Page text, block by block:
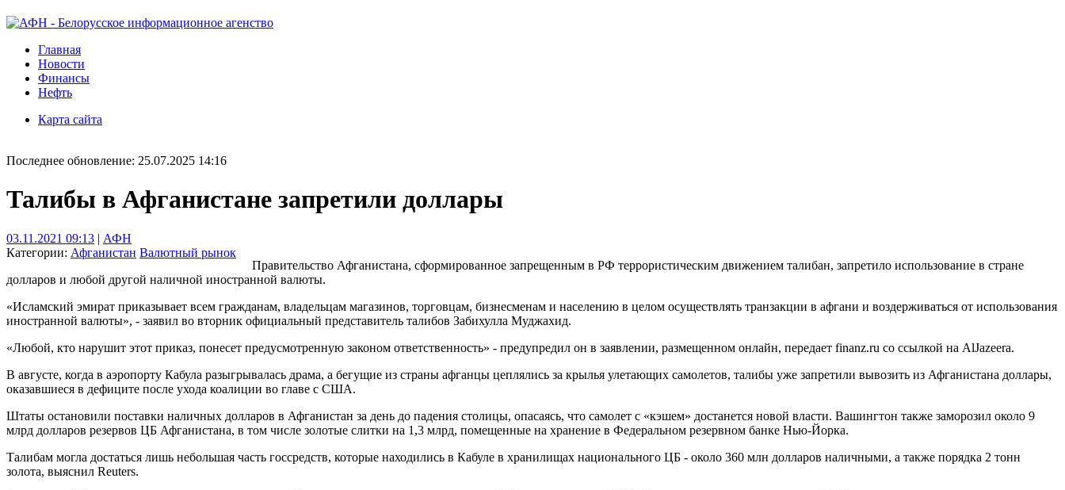
Главная
Новости
Финансы
Нефть
Карта сайта
Последнее обновление: 25.07.2025 14:16
Талибы в Афганистане запретили доллары
03.11.2021 09:13 | АФН
Категории: Афганистан Валютный рынок
Правительство Афганистана, сформированное запрещенным в РФ террористическим движением талибан, запретило использование в стране
долларов и любой другой наличной иностранной валюты.
«Исламский эмират приказывает всем гражданам, владельцам магазинов, торговцам, бизнесменам и населению в целом осуществлять транзакции в афгани и воздерживаться от использования
иностранной валюты», - заявил во вторник официальный представитель талибов Забихулла Муджахид.
«Любой, кто нарушит этот приказ, понесет предусмотренную законом ответственность» - предупредил он в заявлении, размещенном онлайн, передает finanz.ru со ссылкой на AlJazeera.
В августе, когда в аэропорту Кабула разыгрывалась драма, а бегущие из страны афганцы цеплялись за крылья улетающих самолетов, талибы уже запретили вывозить из Афганистана доллары,
оказавшиеся в дефиците после ухода коалиции во главе с США.
Штаты остановили поставки наличных долларов в Афганистан за день до падения столицы, опасаясь, что самолет с «кэшем» достанется новой власти. Вашингтон также заморозил около 9
млрд долларов резервов ЦБ Афганистана, в том числе золотые слитки на 1,3 млрд, помещенные на хранение в Федеральном резервном банке Нью-Йорка.
Талибам могла достаться лишь небольшая часть госсредств, которые находились в Кабуле в хранилищах национального ЦБ - около 360 млн долларов наличными, а также порядка 2 тонн
золота, выяснил Reuters.